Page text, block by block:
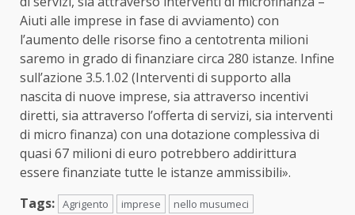
Aiuti alle imprese in fase di avviamento) con
l’aumento delle risorse fino a centotrenta milioni
saremo in grado di finanziare circa 280 istanze. Infine
sull’azione 3.5.1.02 (Interventi di supporto alla
nascita di nuove imprese, sia attraverso incentivi
diretti, sia attraverso l’offerta di servizi, sia interventi
di micro finanza) con una dotazione complessiva di
quasi 67 milioni di euro potrebbero addirittura
essere finanziate tutte le istanze ammissibili».
Tags: Agrigento imprese nello musumeci